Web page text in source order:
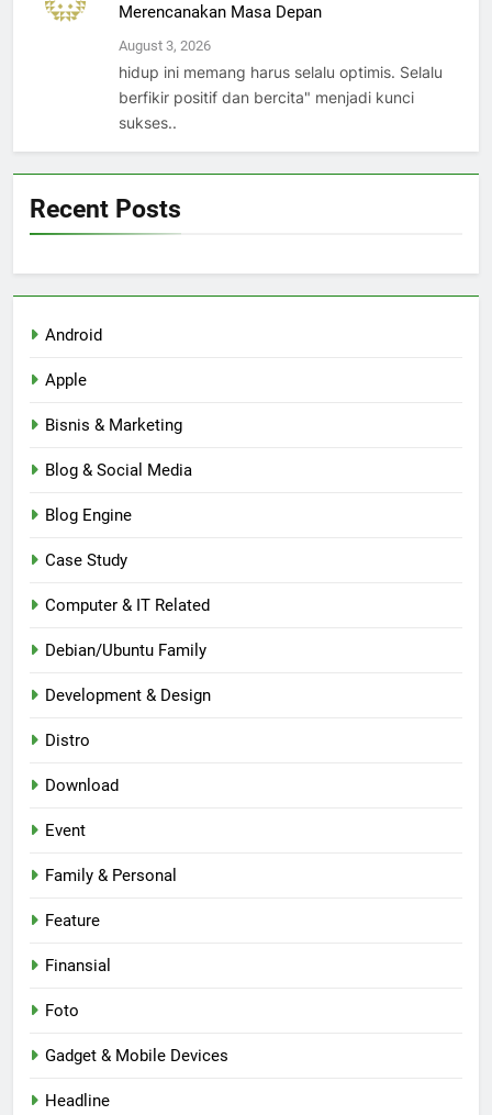
Merencanakan Masa Depan
August 3, 2026
hidup ini memang harus selalu optimis. Selalu
berfikir positif dan bercita" menjadi kunci
sukses..
Recent Posts
Android
Apple
Bisnis & Marketing
Blog & Social Media
Blog Engine
Case Study
Computer & IT Related
Debian/Ubuntu Family
Development & Design
Distro
Download
Event
Family & Personal
Feature
Finansial
Foto
Gadget & Mobile Devices
Headline